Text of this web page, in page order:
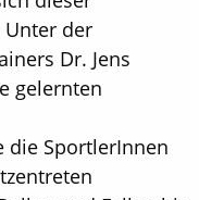
der
Dr. Jens
gelernten
die SportlerInnen